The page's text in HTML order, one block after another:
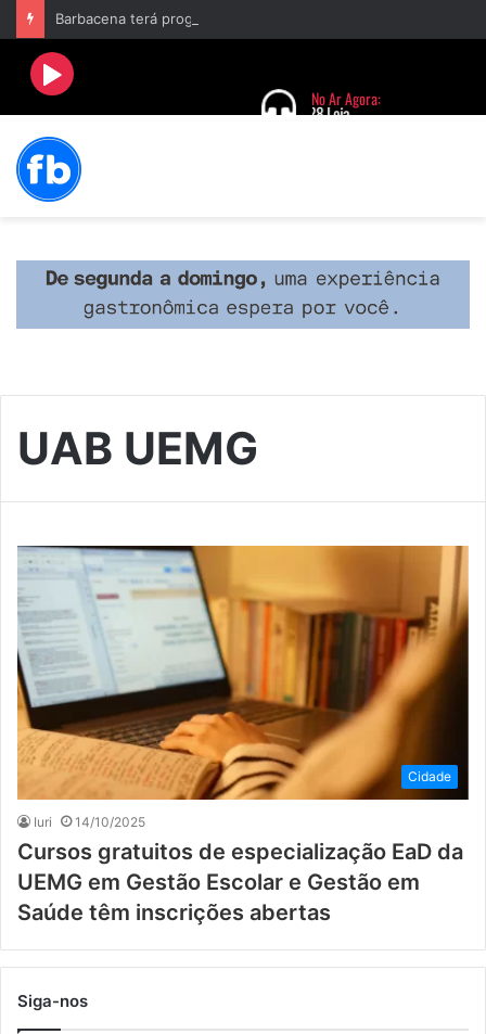
UAB UEMG
Cidade
Iuri 14/10/2025
Cursos gratuitos de especialização EaD da
UEMG em Gestão Escolar e Gestão em
Saúde têm inscrições abertas
Siga-nos